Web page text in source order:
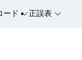
ード 正誤表